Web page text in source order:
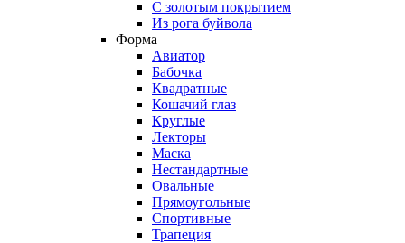
С золотым покрытием
Из рога буйвола
Форма
Авиатор
Бабочка
Квадратные
Кошачий глаз
Круглые
Лекторы
Маска
Нестандартные
Овальные
Прямоугольные
Спортивные
Трапеция